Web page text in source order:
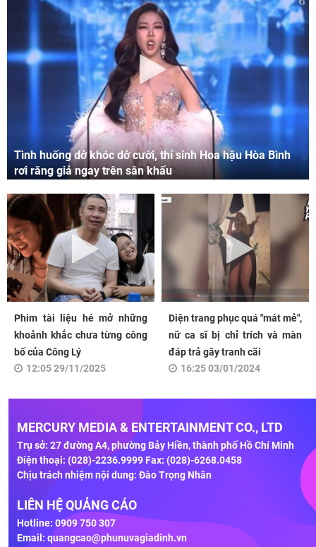
Tình huống dở khóc dở cười, thí sinh Hoa hậu Hòa Bình
rơi răng giả ngay trên sân khấu
Phim tài liệu hé mở những
khoảnh khắc chưa từng công
bố của Công Lý
12:05 29/11/2025
Diện trang phục quá "mát mẻ",
nữ ca sĩ bị chỉ trích và màn
đáp trả gây tranh cãi
16:25 03/01/2024
MERCURY MEDIA & ENTERTAINMENT CO., LTD
Trụ sở: 27 đường A4, phường Bảy Hiền, thành phố Hồ Chí Minh
Điện thoại: (028)-2236.9999 Fax: (028)-6268.0458
Chịu trách nhiệm nội dung: Đào Trọng Nhân
LIÊN HỆ QUẢNG CÁO
Hotline: 0909 750 307
Email: quangcao@phunuvagiadinh.vn